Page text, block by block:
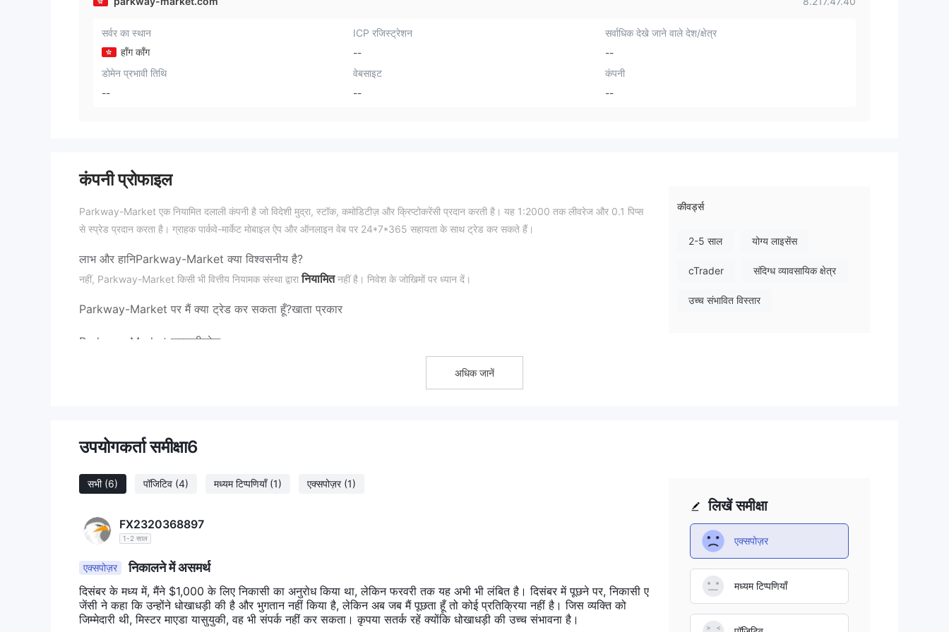
सर्वर का स्थान
हाँग काँग
ICP रजिस्ट्रेशन
--
सर्वाधिक देखे जाने वाले देश/क्षेत्र
--
डोमेन प्रभावी तिथि
--
वेबसाइट
--
कंपनी
--
कंपनी प्रोफाइल
Parkway-Market एक नियामित दलाली कंपनी है जो विदेशी मुद्रा, स्टॉक, कमोडिटीज़ और क्रिप्टोकरेंसी प्रदान करती है। यह 1:2000 तक लीवरेज और 0.1 पिप्स
से स्प्रेड प्रदान करता है। ग्राहक पार्कवे-मार्केट मोबाइल ऐप और ऑनलाइन वेब पर 24*7*365 सहायता के साथ ट्रेड कर सकते हैं।
लाभ और हानिParkway-Market क्या विश्वसनीय है?
नहीं, Parkway-Market किसी भी वित्तीय नियामक संस्था द्वारानियामितनहीं है। निवेश के जोखिमों पर ध्यान दें।
Parkway-Market पर मैं क्या ट्रेड कर सकता हूँ?खाता प्रकार
Parkway-Market शुल्कलीवरेज
जमा और निकासी
कीवर्ड्स
2-5 साल योग्य लाइसेंस
cTrader संदिग्ध व्यावसायिक क्षेत्र
उच्च संभावित विस्तार
अधिक जानें
उपयोगकर्ता समीक्षा6
सभी (6) पॉजिटिव (4) मध्यम टिप्पणियाँ (1) एक्सपोज़र (1)
FX2320368897
1-2 साल
एक्सपोज़र निकालने में असमर्थ
दिसंबर के मध्य में, मैंने $1,000 के लिए निकासी का अनुरोध किया था, लेकिन फरवरी तक यह अभी भी लंबित है। दिसंबर में पूछने पर, निकासी ए
जेंसी ने कहा कि उन्होंने धोखाधड़ी की है और भुगतान नहीं किया है, लेकिन अब जब मैं पूछता हूँ तो कोई प्रतिक्रिया नहीं है। जिस व्यक्ति को
जिम्मेदारी थी, मिस्टर माएडा यासुयुकी, वह भी संपर्क नहीं कर सकता। कृपया सतर्क रहें क्योंकि धोखाधड़ी की उच्च संभावना है।
लिखें समीक्षा
एक्सपोज़र
मध्यम टिप्पणियाँ